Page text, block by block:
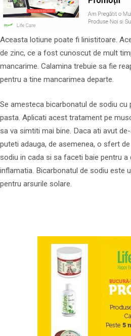
Aceasta lotiune poate fi linistitoare.
de zinc, ce a fost cunoscut de mult
mancarime. Calamina trebuie sa fie
pentru a tine mancarimea departe.
Se amesteca bicarbonatul de sodiu
pasta. Aplicati acest tratament pe
sa va simtiti mai bine. Daca ati avut
puteti adauga, de asemenea, o sfert
sodiu in cada si sa faceti baie pentru a
inflamatia. Bicarbonatul de sodiu este
pentru arsurile solare.